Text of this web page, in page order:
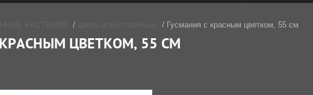
/ / Гусмания с красным цветком, 55 см
ЦВЕТКОМ, 55 СМ